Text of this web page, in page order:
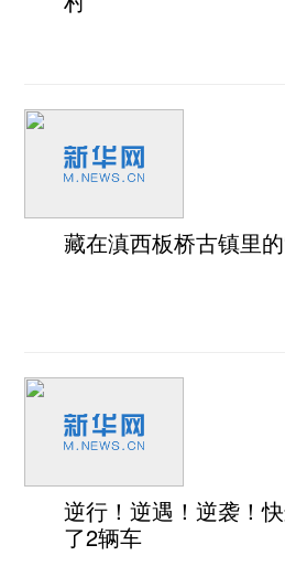
藏在滇西板桥古镇里
逆行！逆遇！逆袭！
了2辆车